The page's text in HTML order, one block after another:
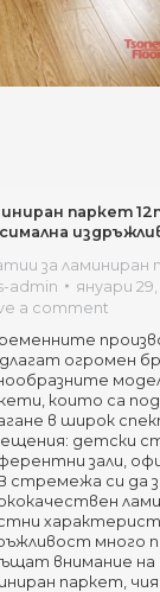
паркет
за ламиниран
admin
януари 29,
a comment
огромен
които са
в широк
детски
зали,
стремежа си да
много
внимание
паркет,